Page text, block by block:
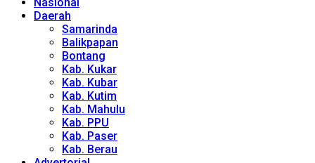
Daerah
Samarinda
Balikpapan
Bontang
Kab. Kukar
Kab. Kubar
Kab. Kutim
Kab. Mahulu
Kab. PPU
Kab. Paser
Kab. Berau